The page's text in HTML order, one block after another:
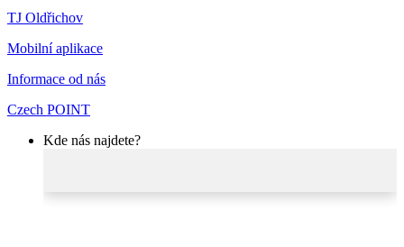
TJ Oldřichov
Mobilní aplikace
Informace od nás
Czech POINT
Kde nás najdete?